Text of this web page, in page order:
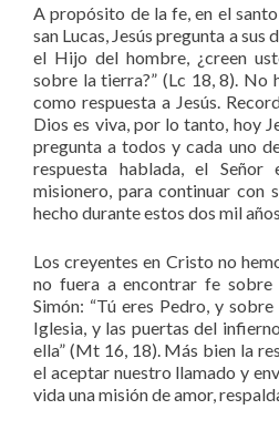
A propósito de la fe, en el
san Lucas, Jesús pregunta a sus
el Hijo del hombre, ¿creen
sobre la tierra?” (Lc 18, 8). No
como respuesta a Jesús.
Dios es viva, por lo tanto, hoy
pregunta a todos y cada uno
respuesta hablada, el Señor
misionero, para continuar con
hecho durante estos dos mil
Los creyentes en Cristo no
no fuera a encontrar fe
Simón: “Tú eres Pedro, y
Iglesia, y las puertas del
ella” (Mt 16, 18). Más bien la
el aceptar nuestro llamado y
vida una misión de amor,